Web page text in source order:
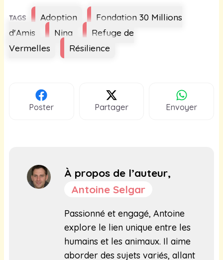
Étiquettes
Adoption
Fondation 30 Millions
d'Amis
Nina
Refuge de
Vermelles
Résilience
Poster Partager Envoyer
À propos de l’auteur,
Antoine Selgar
Passionné et engagé, Antoine
explore le lien unique entre les
humains et les animaux. Il aime
aborder des sujets variés, allant